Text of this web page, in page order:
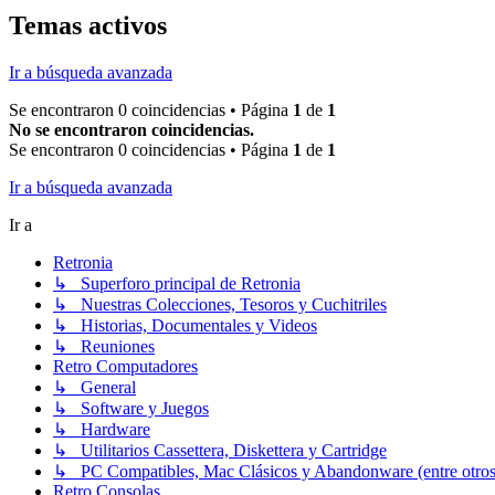
Temas activos
Ir a búsqueda avanzada
Se encontraron 0 coincidencias • Página 1 de 1
No se encontraron coincidencias.
Se encontraron 0 coincidencias • Página 1 de 1
Ir a búsqueda avanzada
Ir a
Retronia
↳ Superforo principal de Retronia
↳ Nuestras Colecciones, Tesoros y Cuchitriles
↳ Historias, Documentales y Videos
↳ Reuniones
Retro Computadores
↳ General
↳ Software y Juegos
↳ Hardware
↳ Utilitarios Cassettera, Diskettera y Cartridge
↳ PC Compatibles, Mac Clásicos y Abandonware (entre